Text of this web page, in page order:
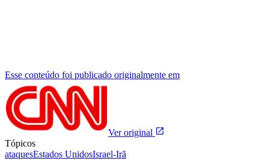
Esse conteúdo foi publicado originalmente em
Ver original
Tópicos
ataquesEstados UnidosIsrael-Irã